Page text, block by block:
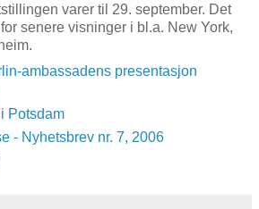
varer til 29. september. Det
senere visninger i bl.a. New York,
ambassadens presentasjon
Potsdam
- Nyhetsbrev nr. 7, 2006